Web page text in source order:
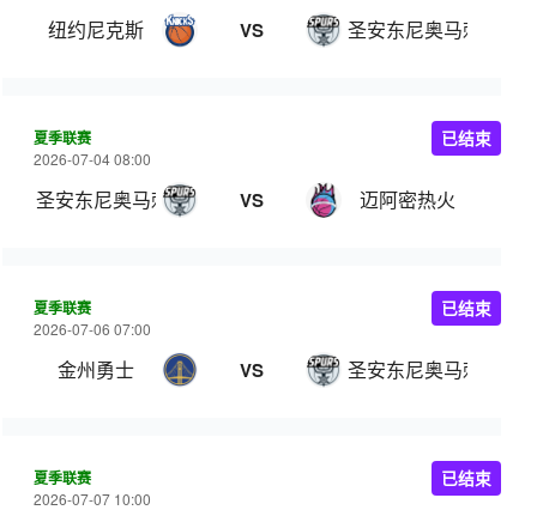
纽约尼克斯 VS 圣安东尼奥马刺
夏季联赛
2026-07-04 08:00
圣安东尼奥马刺 VS 迈阿密热火
已结束
夏季联赛
2026-07-06 07:00
金州勇士 VS 圣安东尼奥马刺
已结束
夏季联赛
2026-07-07 10:00
已结束